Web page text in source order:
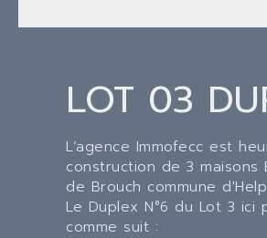
LOT 03
L’agence Immofecc est
construction de 3
de Brouch commune
Le Duplex N°6 du Lot 3 ici
comme suit :